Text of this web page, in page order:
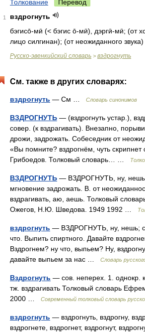
Толкование Перевод
1
вздрогнуть
бэгисо̄-мӣ (< бэгис о̄-мӣ), дэргӣ-мӣ; (от
лицо силгинан); (от неожиданного
Русско-эвенкийский словарь > вздрогнуть
См. также в других словарях:
вздрогнуть — См … Словарь синонимов
ВЗДРОГНУТЬ — (вздрогнуть устар.),
совер. (к вздрагивать). Внезапно,
дрожи, задрожать. Собеседник от
«Вы помните? вздрогнём, чуть скрипнет
Грибоедов. Толковый словарь… …
ВЗДРОГНУТЬ — ВЗДРОГНУТЬ, ну, нешь;
мгновение задрожать. В. от
вздрагивать, аю, аешь. Толковый
Ожегов, Н.Ю. Шведова. 1949 1992 …
вздрогнуть — ВЗДРОГНУТЬ, ну, нешь;
что. Выпить спиртного. Давайте
Вздрогнем? ну что, выпьем? Ну,
давайте выпьем за нас …
Словарь
Вздрогнуть — сов. неперех. 1. однокр. к
тж. вздрагивать Толковый словарь
2000 …
Современный толковый словарь
вздрогнуть — вздрогнуть, вздрогну,
вздрогнете, вздрогнет, вздрогнут,